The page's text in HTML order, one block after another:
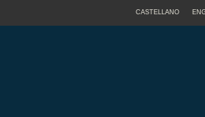
CASTELLANO